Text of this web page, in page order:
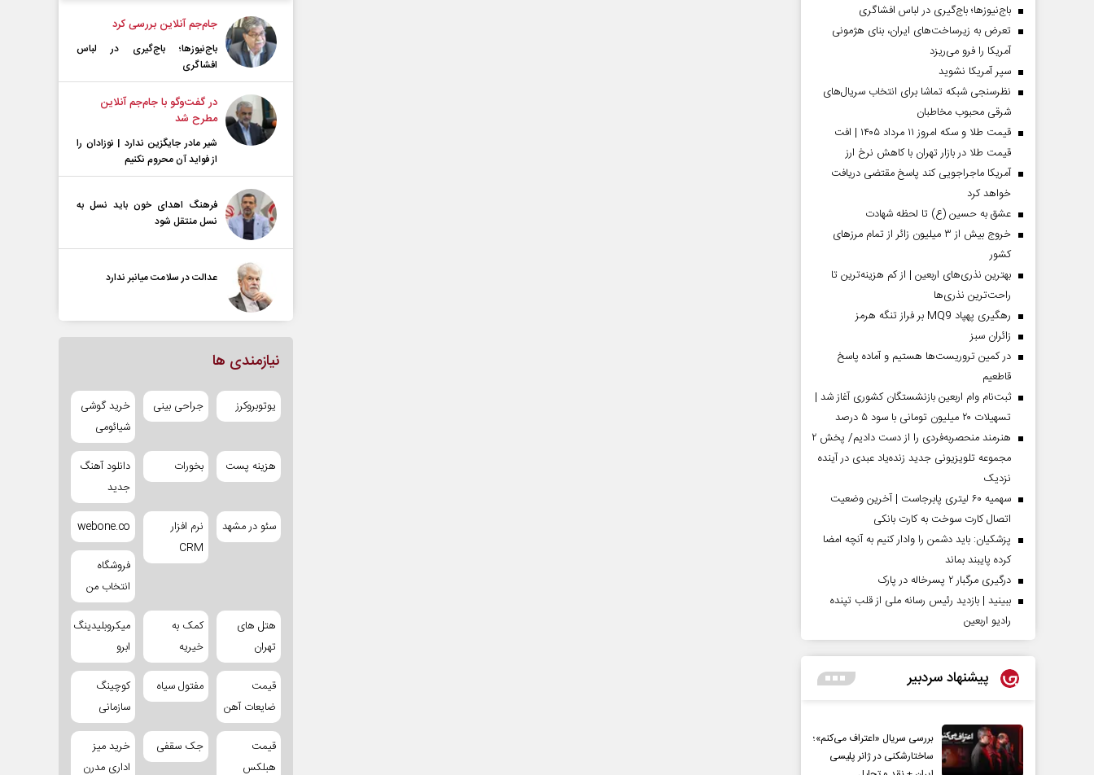
باج‌نیوزها؛ باج‌گیری در لباس افشاگری
تعرض به زیرساخت‌های ایران، بنای هژمونی
آمریکا را فرو می‌ریزد
سپر آمریکا نشوید
نظرسنجی شبکه تماشا برای انتخاب سریال‌های
شرقی محبوب مخاطبان
قیمت طلا و سکه امروز ۱۱ مرداد ۱۴۰۵ | افت
قیمت طلا در بازار تهران با کاهش نرخ ارز
آمریکا ماجراجویی کند پاسخ مقتضی دریافت
خواهد کرد
عشق به حسین (ع) تا لحظه شهادت
خروج بیش از ۳ میلیون زائر از تمام مرز‌های
کشور
بهترین نذری‌های اربعین | از کم هزینه‌ترین تا
راحت‌ترین نذری‌ها
رهگیری پهپاد MQ9 بر فراز تنگه هرمز
‌زائران سبز
در کمین تروریست‌ها هستیم و آماده پاسخ
قاطعیم
ثبت‌نام وام اربعین بازنشستگان کشوری آغاز شد |
تسهیلات ۲۰ میلیون تومانی با سود ۵ درصد
هنرمند منحصر‌به‌فردی را از دست دادیم/ پخش ۲
مجموعه تلویزیونی جدید زنده‌یاد عبدی در آینده
نزدیک
سهمیه ۶۰ لیتری پابرجاست | آخرین وضعیت
اتصال کارت سوخت به کارت بانکی
پزشکیان: باید دشمن را وادار کنیم به آنچه امضا
کرده پایبند بماند
درگیری مرگبار ۲ پسرخاله در پارک
ببینید | بازدید رئیس رسانه ملی از قلب تپنده
رادیو اربعین
پیشنهاد سردبیر
بررسی سریال «اعتراف می‌کنم»؛
ساختارشکنی در ژانر پلیسی
جام‌جم آنلاین بررسی کرد
باج‌نیوزها؛ باج‌گیری در لباس
افشاگری
در گفت‌و‌گو با جام‌جم آنلاین
مطرح شد
شیر مادر جایگزین ندارد | نوزادان را
از فواید آن محروم نکنیم
فرهنگ اهدای خون باید نسل به
نسل منتقل شود
عدالت در سلامت میانبر ندارد
نیازمندی ها
یوتوبروکرز جراحی بینی
خرید گوشی
شیائومی
هزینه پست بخورات
دانلود آهنگ
جدید
سئو در مشهد
نرم افزار
CRM
webone.co
فروشگاه
انتخاب من
هتل های
تهران
کمک به
خیریه
میکروبلیدینگ
ابرو
قیمت
ضایعات آهن
مفتول سیاه
کوچینگ
سازمانی
قیمت
هبلکس
جک سقفی
خرید میز
اداری مدرن